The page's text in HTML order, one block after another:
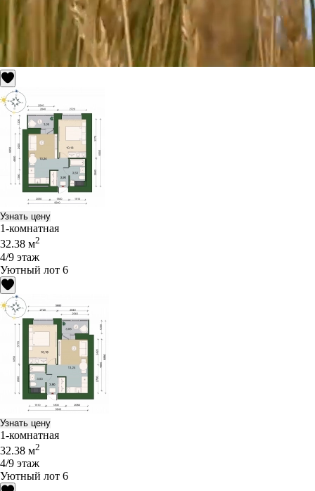
Узнать цену
1-комнатная
32.38 м2
4/9 этаж
Уютный лот 6
Узнать цену
1-комнатная
32.38 м2
4/9 этаж
Уютный лот 6